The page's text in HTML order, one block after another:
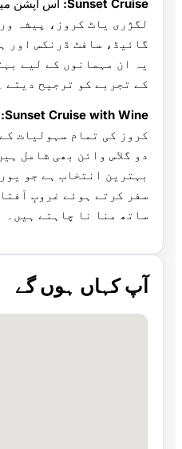
Sunset Cruise:
لگژری یاٹ کروز، پیشہ
گائیڈ، سافٹ ڈرنکس اور
یہ ان مہمانوں کے لیے
کے تجربے کو ترجیح دیتے
Sunset Cruise with Wine:
کروز کی تمام سہولیات
دو گلاس وائن بھی شامل
بہترین انتخاب ہے جو
سفر کرتے ہوئے غروبِ
ساتھ منا نا چاہتے ہیں۔
آپ کہاں ہوں گے